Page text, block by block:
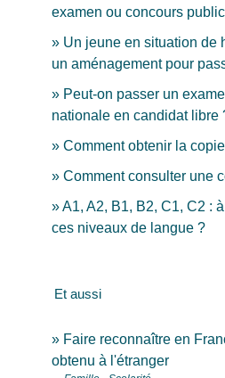
examen ou concours
Un jeune en situation de
un aménagement pour
Peut-on passer un
nationale en candidat libre
Comment obtenir la
Comment consulter une
A1, A2, B1, B2, C1, C2 :
ces niveaux de langue ?
Et aussi
Faire reconnaître en
obtenu à l'étranger